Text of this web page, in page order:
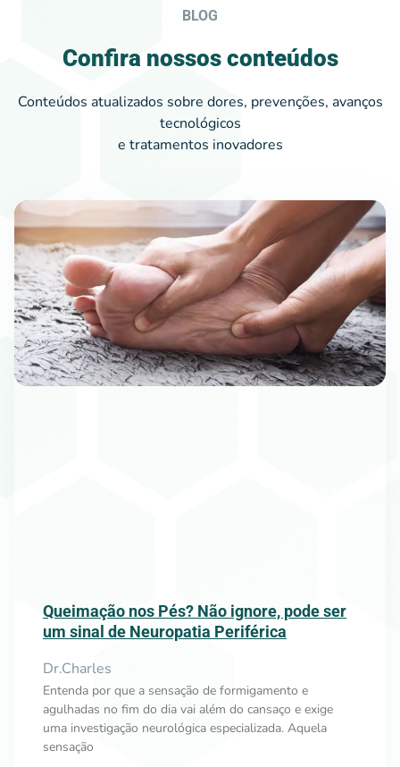
BLOG
Confira nossos conteúdos
Conteúdos atualizados sobre dores, prevenções, avanços
tecnológicos
e tratamentos inovadores
Queimação nos Pés? Não ignore, pode ser
um sinal de Neuropatia Periférica
Dr.Charles
Entenda por que a sensação de formigamento e
agulhadas no fim do dia vai além do cansaço e exige
uma investigação neurológica especializada. Aquela
sensação